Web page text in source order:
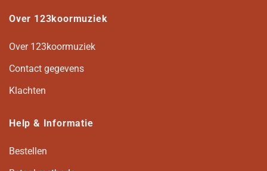
Over 123koormuziek
Over 123koormuziek
Contact gegevens
Klachten
Help & Informatie
Bestellen